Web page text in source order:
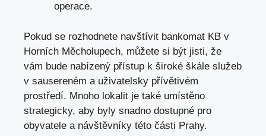
operace.
Pokud se rozhodnete navštívit bankomat KB v
Horních Měcholupech, můžete si být jisti, že
vám bude nabízený přístup k široké škále služeb
v sausereném a uživatelsky přívětivém
prostředí. Mnoho lokalit je také umístěno
strategicky, aby byly snadno dostupné pro
obyvatele a návštěvníky této části Prahy.